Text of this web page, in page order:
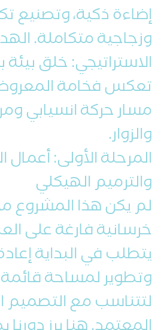
إضاءة ذكية، وتصنيع
وزجاجية متكاملة.
الاستراتيجي: خلق بيئة
تعكس فخامة
مسار حركة انسيابي
والزوار.
المرحلة الأولى:
والترميم الهيكلي
لم يكن هذا المشروع
خرسانية فارغة على
يتطلب في البداية
وتطوير لمساحة
لتتناسب مع التصميم